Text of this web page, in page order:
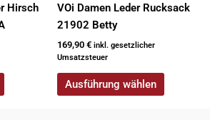
Hirsch
VOi Damen Leder Rucksack
21902 Betty
169,90 € inkl. gesetzlicher
Umsatzsteuer
Ausführung wählen